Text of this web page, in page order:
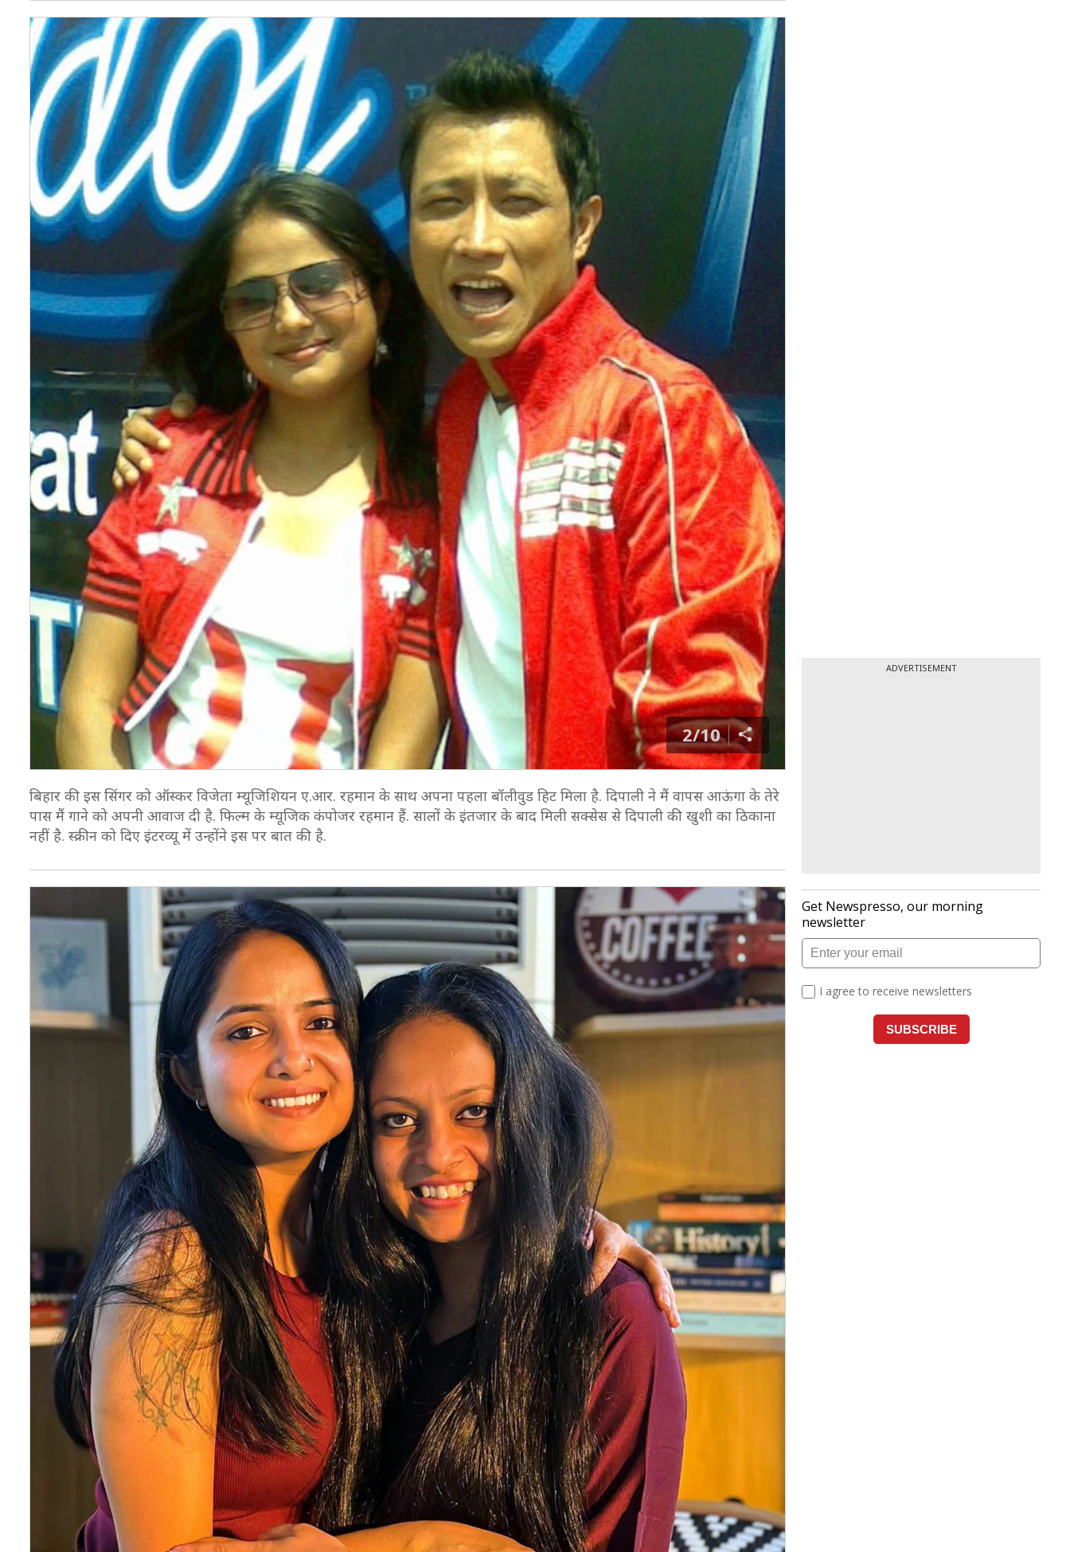
2/10
बिहार की इस सिंगर को ऑस्कर विजेता म्यूजिशियन ए.आर. रहमान के साथ अपना पहला बॉलीवुड हिट मिला है. दिपाली ने मैं वापस आऊंगा के तेरे
पास मैं गाने को अपनी आवाज दी है. फिल्म के म्यूजिक कंपोजर रहमान हैं. सालों के इंतजार के बाद मिली सक्सेस से दिपाली की खुशी का ठिकाना
नहीं है. स्क्रीन को दिए इंटरव्यू में उन्होंने इस पर बात की है.
ADVERTISEMENT